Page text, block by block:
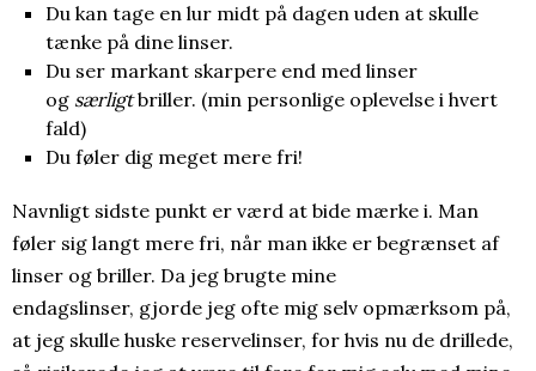
Du kan tage en lur midt på dagen uden at skulle
tænke på dine linser.
Du ser markant skarpere end med linser
og særligt briller. (min personlige oplevelse i hvert
fald)
Du føler dig meget mere fri!
Navnligt sidste punkt er værd at bide mærke i. Man
føler sig langt mere fri, når man ikke er begrænset af
linser og briller. Da jeg brugte mine
endagslinser, gjorde jeg ofte mig selv opmærksom på,
at jeg skulle huske reservelinser, for hvis nu de drillede,